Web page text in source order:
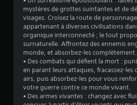
mystères de grottes suintantes et de
visages. Croisez la route de
appartenant à diverses civilisations
organique interconnecté ; le tout
surnaturelle. Affrontez des ennemis
monde, et absorbez-les complètement.
• Des combats qui défient la mort :
en parant leurs attaques, fracassez-les
airs, puis absorbez-les pour vous
votre guerre contre ce monde vivant.
• Des armes vivantes : changez avec